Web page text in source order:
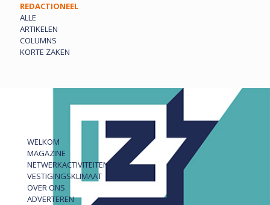
REDACTIONEEL
ALLE
ARTIKELEN
COLUMNS
KORTE ZAKEN
WELKOM
MAGAZINE
NETWERKACTIVITEITEN
VESTIGINGSKLIMAAT
OVER ONS
ADVERTEREN